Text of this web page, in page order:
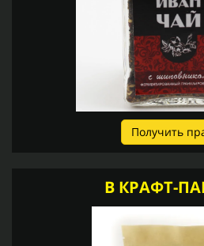
Получить
В КРАФТ-